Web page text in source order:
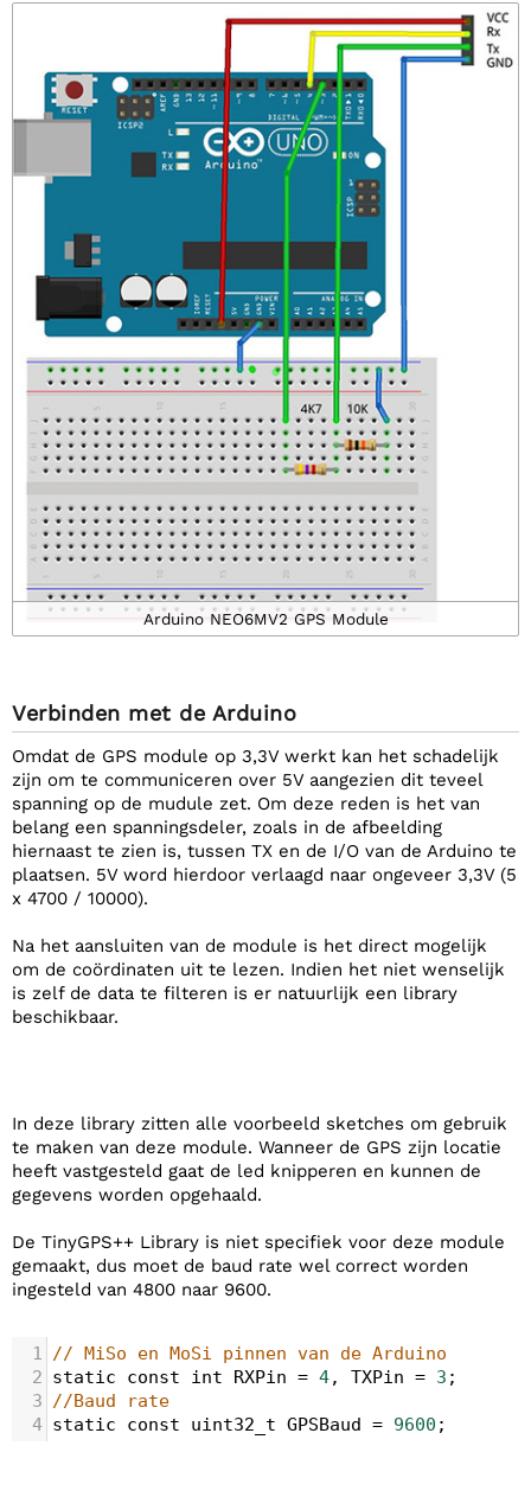
Arduino NEO6MV2 GPS Module
Verbinden met de Arduino
Omdat de GPS module op 3,3V werkt kan het schadelijk
zijn om te communiceren over 5V aangezien dit teveel
spanning op de mudule zet. Om deze reden is het van
belang een spanningsdeler, zoals in de afbeelding
hiernaast te zien is, tussen TX en de I/O van de Arduino te
plaatsen. 5V word hierdoor verlaagd naar ongeveer 3,3V (5
x 4700 / 10000).
Na het aansluiten van de module is het direct mogelijk
om de coördinaten uit te lezen. Indien het niet wenselijk
is zelf de data te filteren is er natuurlijk een library
beschikbaar.
In deze library zitten alle voorbeeld sketches om gebruik
te maken van deze module. Wanneer de GPS zijn locatie
heeft vastgesteld gaat de led knipperen en kunnen de
gegevens worden opgehaald.
De TinyGPS++ Library is niet specifiek voor deze module
gemaakt, dus moet de baud rate wel correct worden
ingesteld van 4800 naar 9600.
1 // MiSo en MoSi pinnen van de Arduino
2 static const int RXPin = 4, TXPin = 3 ;
3 //Baud rate
4 static const uint32_t GPSBaud = 9600 ;